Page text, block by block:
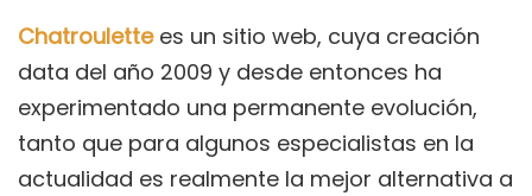
Chatroulettees un sitio web, cuya creación
data del año 2009 y desde entonces ha
experimentado una permanente evolución,
tanto que para algunos especialistas en la
actualidad es realmente la mejor alternativa a